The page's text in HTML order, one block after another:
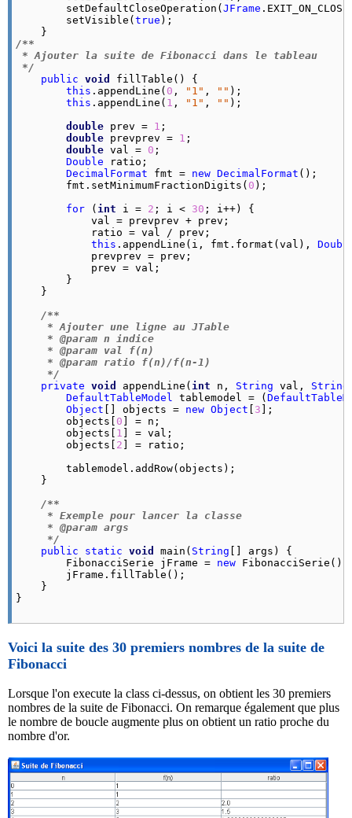
        setDefaultCloseOperation(
JFrame . EXIT_ON_CLOSE
        setVisible(
true );
/**
* Ajouter la suite de Fibonacci dans le tableau
*/
public void
fillTable() {
this . appendLine ( 0 , "1" , "" );
this . appendLine ( 1 , "1" , "" );
double prev = 1 ;
double prevprev = 1 ;
double val = 0 ;
Double ratio;
DecimalFormat fmt = new DecimalFormat ();
        fmt.
setMinimumFractionDigits ( 0 );
for ( int i = 2 ; i < 30 ; i++) {
            val = prevprev + prev;
            ratio = val / prev;
this . appendLine (i, fmt. format (val),
            prevprev = prev;
            prev = val;
        }
    }
/**
     * Ajouter une ligne au JTable
     * @param n indice
     * @param val f(n)
     * @param ratio f(n)/f(n-1)
     */
private void appendLine( int n, String val, String
DefaultTableModel tablemodel = (
Object [] objects = new Object 3 ];
        objects[
0 ] = n;
        objects[
1 ] = val;
        objects[
2 ] = ratio;
        tablemodel.
addRow(objects);
    }
/**
     * Exemple pour lancer la classe
     * @param args
     */
public
static void main( String [] args) {
        FibonacciSerie jFrame =
new FibonacciSerie();
        jFrame.
fillTable ();
    }
}
Voici la suite des 30 premiers nombres de la suite de
Fibonacci
Lorsque l'on execute la class ci-dessus, on obtient les 30 premiers
nombres de la suite de Fibonacci. On remarque également que plus
le nombre de boucle augmente plus on obtient un ratio proche du
nombre d'or.